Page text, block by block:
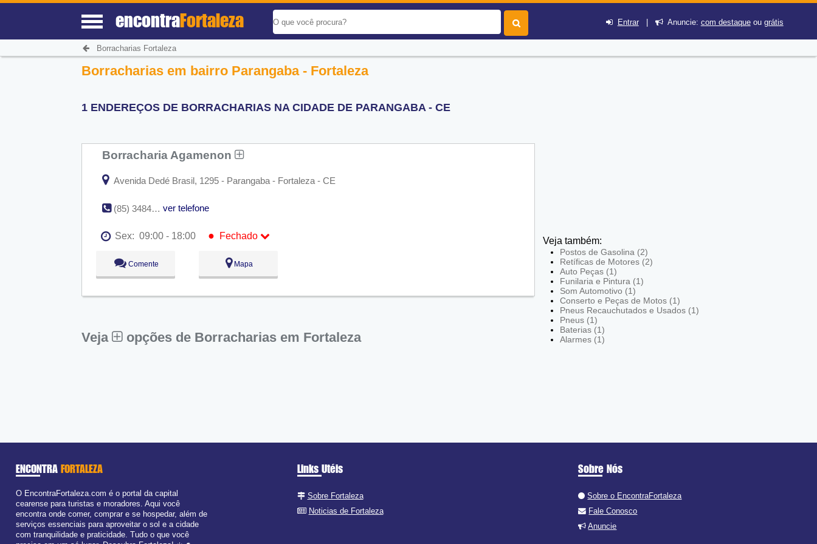
encontraFortaleza Entrar| Anuncie: com destaqueou grátis
Borracharias Fortaleza
Borracharias em bairro Parangaba - Fortaleza
1 ENDEREÇOS DE BORRACHARIAS NA CIDADE DE PARANGABA - CE
Borracharia Agamenon
Avenida Dedé Brasil, 1295 - Parangaba - Fortaleza - CE
(85) 3484-7938 ver telefone
Sex: 09:00 - 18:00 ● Fechado
09:00 - 18:00
Qua:
09:00 - 18:00
Sex:
09:00 - 18:00 ●Fechado
Comente Mapa
Veja opções de Borracharias em Fortaleza
Veja também:
Postos de Gasolina (2)
Retíficas de Motores (2)
Auto Peças (1)
Funilaria e Pintura (1)
Som Automotivo (1)
Conserto e Peças de Motos (1)
Pneus Recauchutados e Usados (1)
Pneus (1)
Baterias (1)
Alarmes (1)
ENCONTRA FORTALEZA
O EncontraFortaleza.com é o portal da capital
cearense para turistas e moradores. Aqui você
encontra onde comer, comprar e se hospedar, além de
serviços essenciais para aproveitar o sol e a cidade
com tranquilidade e praticidade. Tudo o que você
Links Utéis
Sobre Fortaleza
Noticias de Fortaleza
Sobre Nós
Sobre o EncontraFortaleza
Fale Conosco
Anuncie